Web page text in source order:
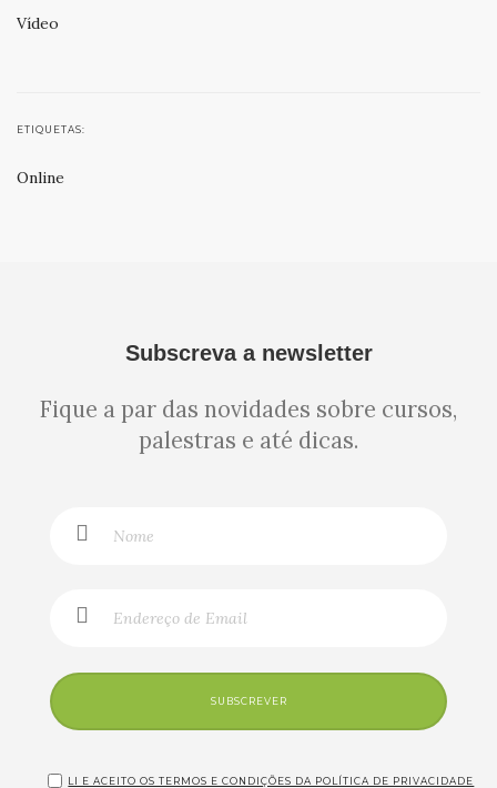
Vídeo
ETIQUETAS:
Online
Subscreva a newsletter
Fique a par das novidades sobre cursos,
palestras e até dicas.
SUBSCREVER
LI E ACEITO OS TERMOS E CONDIÇÕES DA POLÍTICA DE PRIVACIDADE